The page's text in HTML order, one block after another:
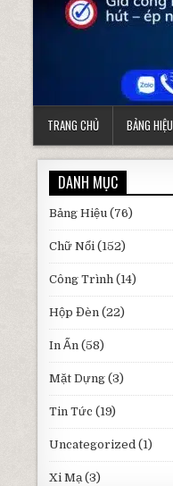
TRANG CHỦ BẢNG HIỆU
DANH MỤC
Bảng Hiệu (76)
Chữ Nổi (152)
Công Trình (14)
Hộp Đèn (22)
In Ấn (58)
Mặt Dựng (3)
Tin Tức (19)
Uncategorized (1)
Xi Mạ(3)